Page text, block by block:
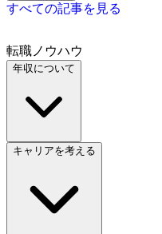
すべての記事を見る
転職ノウハウ
年収について
キャリアを考える